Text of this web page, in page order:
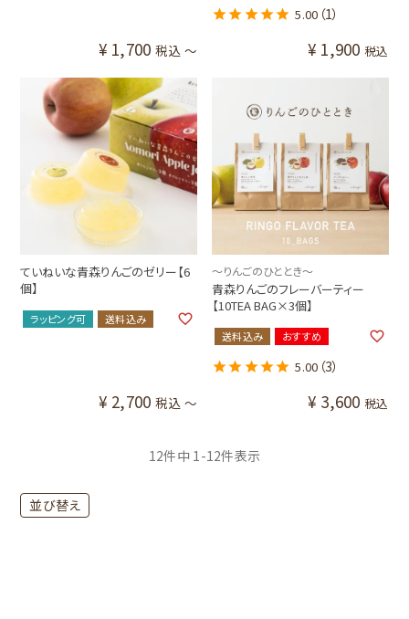
¥ 1,700 税込 〜 ¥ 1,900 税込
5.00 （1）
ていねいな青森りんごのゼリー【6
個】
ラッピング可 送料込み
¥ 2,700 税込 〜
～りんごのひととき～
青森りんごのフレーバーティー
【10TEA BAG×3個】
送料込み おすすめ
¥ 3,600 税込
5.00 （3）
並び替え
12件中 1 -12件表示